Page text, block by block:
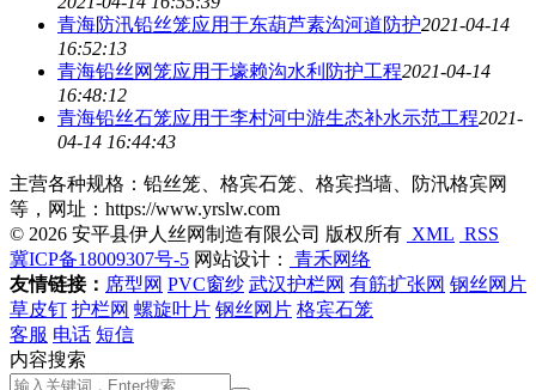
青海防汛铅丝笼应用于东葫芦素沟河道防护2021-04-14
16:52:13
青海铅丝网笼应用于壕赖沟水利防护工程2021-04-14
16:48:12
青海铅丝石笼应用于李村河中游生态补水示范工程2021-
04-14 16:44:43
主营各种规格：铅丝笼、格宾石笼、格宾挡墙、防汛格宾网
等，网址：https://www.yrslw.com
© 2026 安平县伊人丝网制造有限公司 版权所有 XML RSS
冀ICP备18009307号-5 网站设计：
青禾网络
友情链接： 席型网 PVC窗纱 武汉护栏网 有筋扩张网 钢丝网片
草皮钉 护栏网 螺旋叶片 钢丝网片 格宾石笼
客服 电话 短信
内容搜索